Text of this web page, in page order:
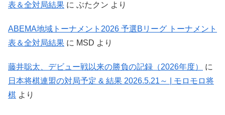
表＆全対局結果 に ぶたクン より
ABEMA地域トーナメント2026 予選Bリーグ トーナメント
表＆全対局結果 に MSD より
藤井聡太、デビュー戦以来の勝負の記録（2026年度）
に
日本将棋連盟の対局予定 & 結果 2026.5.21～ | モロモロ将
棋 より